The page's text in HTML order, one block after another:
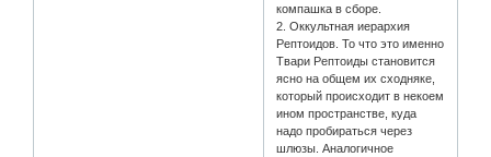
компашка в сборе.
2. Оккультная иерархия
Рептоидов. То что это именно
Твари Рептоиды становится
ясно на общем их сходняке,
который происходит в некоем
ином пространстве, куда
надо пробираться через
шлюзы. Аналогичное